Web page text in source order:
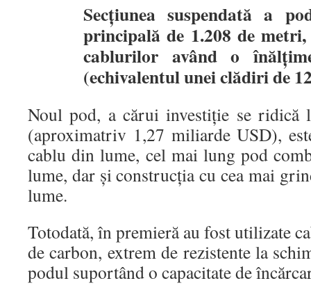
Secțiunea suspendată a
principală de 1.208 de
cablurilor având o
(echivalentul unei clădiri de
Noul pod, a cărui investiție se ridică
(aproximatriv 1,27 miliarde USD),
cablu din lume, cel mai lung pod
lume, dar și construcția cu cea mai
lume.
Totodată, în premieră au fost utilizate
de carbon, extrem de rezistente la
podul suportând o capacitate de